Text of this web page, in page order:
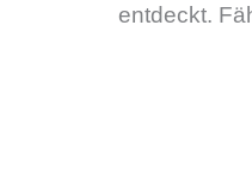
entdeckt.